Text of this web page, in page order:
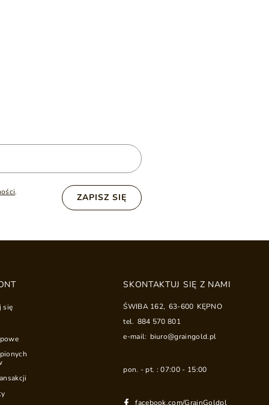
.
ZAPISZ SIĘ
się
SKONTAKTUJ SIĘ Z NAMI
ŚWIBA 162, 63-600 KĘPNO
tel. 884 570 801
e-mail: biuro@graingold.pl
pon. - pt. : 07:00 - 15:00
facebook.com/GrainGoldpl